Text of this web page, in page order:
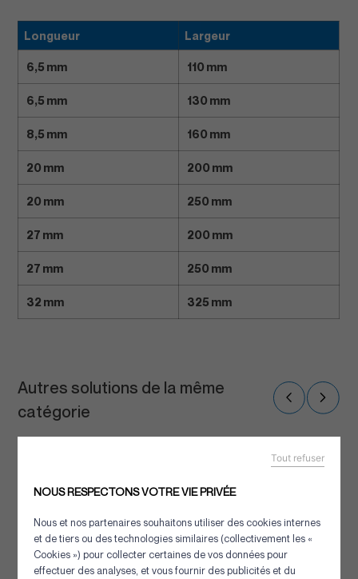
NOUS RESPECTONS VOTRE VIE PRIVÉE
Nous et nos partenaires souhaitons utiliser des cookies internes
et de tiers ou des technologies similaires (collectivement les «
Cookies ») pour collecter certaines de vos données pour
effectuer des analyses, et vous fournir des publicités et du
Tout refuser
Longueur Largeur
6,5 mm 110 mm
6,5 mm 130 mm
8,5 mm 160 mm
20 mm 200 mm
20 mm 250 mm
27 mm 200 mm
27 mm 250 mm
32 mm 325 mm
Autres solutions de la même
catégorie